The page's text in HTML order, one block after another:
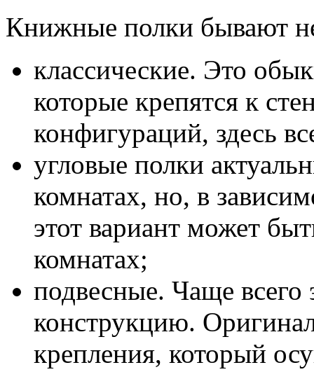
Книжные полки бывают
классические. Это
которые крепятся к
конфигураций, здесь
угловые полки
комнатах, но, в
этот вариант может
комнатах;
подвесные. Чаще
конструкцию.
крепления, который